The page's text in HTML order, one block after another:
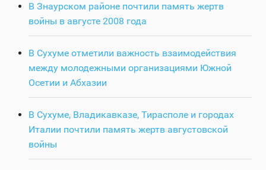
В Знаурском районе почтили память жертв
войны в августе 2008 года
В Сухуме отметили важность взаимодействия
между молодежными организациями Южной
Осетии и Абхазии
В Сухуме, Владикавказе, Тирасполе и городах
Италии почтили память жертв августовской
войны